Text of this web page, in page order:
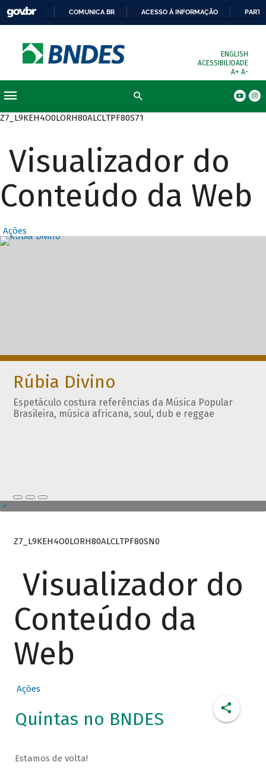
COMUNICA BR ACESSO À INFORMAÇÃO
ENGLISH
ACESSIBILIDADE
A+ A-
Z7_L9KEH4O0LORH80ALCLTPF80S71
Visualizador do
Conteúdo da Web
Ações
Destaques
Rúbia Divino
Espetáculo costura referências da Música Popular
Brasileira, música africana, soul, dub e reggae
Z7_L9KEH4O0LORH80ALCLTPF80SN0
Visualizador do
Conteúdo da
Web
Ações
Quintas no BNDES
Estamos de volta!